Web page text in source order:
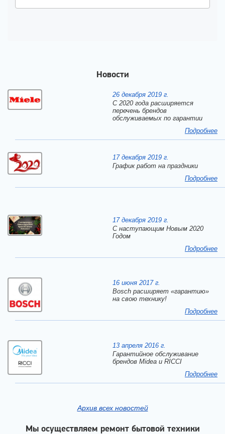
Новости
26 декабря 2019 г.
С 2020 года расширяется
перечень брендов
обслуживаемых по гарантии
Подробнее
17 декабря 2019 г.
График работ на праздники
Подробнее
17 декабря 2019 г.
C наступающим Новым 2020
Годом
Подробнее
16 июня 2017 г.
Bosch расширяет «гарантию»
на свою технику!
Подробнее
13 апреля 2016 г.
Гарантийное обслуживание
брендов Midea и RICCI
Подробнее
Архив всех новостей
Мы осуществляем ремонт бытовой техники